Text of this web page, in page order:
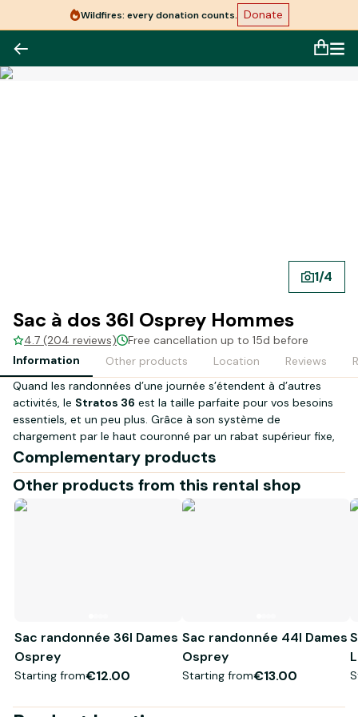
Wildfires: every donation counts. Donate
1/4
Sac à dos 36l Osprey Hommes
4.7 (204 reviews)
Free cancellation up to 15d before
Information
Other products Location Reviews
Quand les randonnées d’une journée s’étendent à d’autres
activités, le Stratos 36 est la taille parfaite pour vos besoins
essentiels, et un peu plus. Grâce à son système de
chargement par le haut couronné par un rabat supérieur fixe,
le rangement devient un jeu d’enfant. Et grâce à son système
de suspension AirSpeed ultra ventilé et à son volume juste
suffisant pour vous permettre de partir à l’aventure, ce sac à
dos inspire de longues journées et de légères nuits à explorer
Fabriqué avec des matériaux 100 % recyclés.
VENTILATION AIRSPEED
Système de suspension moulé par injection avec maille 3D
AJUSTEMENT COMPLET
Complementary products
Other products from this rental shop
Sac randonnée 36l Dames
Osprey
Starting from€12.00
Sac randonnée 44l Dames
Osprey
Starting from€13.00